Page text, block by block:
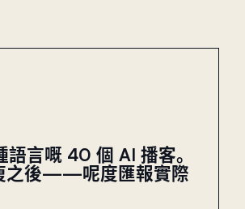
言嘅 40 個 AI 播客。
之後——呢度匯報實際